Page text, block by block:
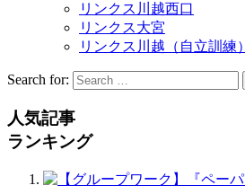
リンクス川越西口
リンクス大宮
リンクス川越（自立訓練）
Search for:
人気記事
ランキング